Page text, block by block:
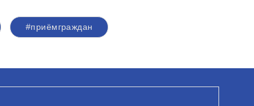
#приёмграждан